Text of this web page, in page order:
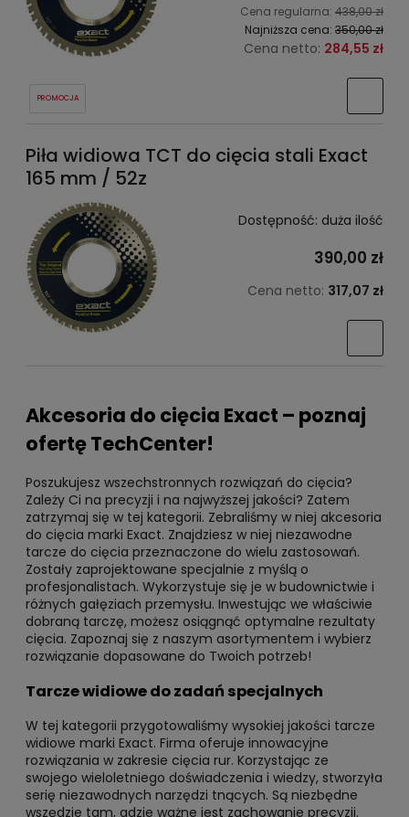
Cena regularna: 438,00 zł
Najniższa cena: 350,00 zł
Cena netto: 284,55 zł
PROMOCJA
Piła widiowa TCT do cięcia stali Exact
165 mm / 52z
Dostępność: duża ilość
390,00 zł
Cena netto: 317,07 zł
Akcesoria do cięcia Exact – poznaj
ofertę TechCenter!
Poszukujesz wszechstronnych rozwiązań do cięcia?
Zależy Ci na precyzji i na najwyższej jakości? Zatem
zatrzymaj się w tej kategorii. Zebraliśmy w niej akcesoria
do cięcia marki Exact. Znajdziesz w niej niezawodne
tarcze do cięcia przeznaczone do wielu zastosowań.
Zostały zaprojektowane specjalnie z myślą o
profesjonalistach. Wykorzystuje się je w budownictwie i
różnych gałęziach przemysłu. Inwestując we właściwie
dobraną tarczę, możesz osiągnąć optymalne rezultaty
cięcia. Zapoznaj się z naszym asortymentem i wybierz
rozwiązanie dopasowane do Twoich potrzeb!
Tarcze widiowe do zadań specjalnych
W tej kategorii przygotowaliśmy wysokiej jakości tarcze
widiowe marki Exact. Firma oferuje innowacyjne
rozwiązania w zakresie cięcia rur. Korzystając ze
swojego wieloletniego doświadczenia i wiedzy, stworzyła
serię niezawodnych narzędzi tnących. Są niezbędne
wszędzie tam, gdzie ważne jest zachowanie precyzji.